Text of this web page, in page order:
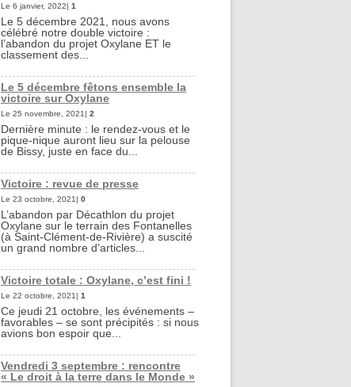
Le 6 janvier, 2022| 1
Le 5 décembre 2021, nous avons
célébré notre double victoire :
l’abandon du projet Oxylane ET le
classement des...
Le 5 décembre fêtons ensemble la
victoire sur Oxylane
Le 25 novembre, 2021| 2
Dernière minute : le rendez-vous et le
pique-nique auront lieu sur la pelouse
de Bissy, juste en face du...
Victoire : revue de presse
Le 23 octobre, 2021| 0
L’abandon par Décathlon du projet
Oxylane sur le terrain des Fontanelles
(à Saint-Clément-de-Rivière) a suscité
un grand nombre d’articles...
Victoire totale : Oxylane, c’est fini !
Le 22 octobre, 2021| 1
Ce jeudi 21 octobre, les événements –
favorables – se sont précipités : si nous
avions bon espoir que...
Vendredi 3 septembre : rencontre
« Le droit à la terre dans le Monde »